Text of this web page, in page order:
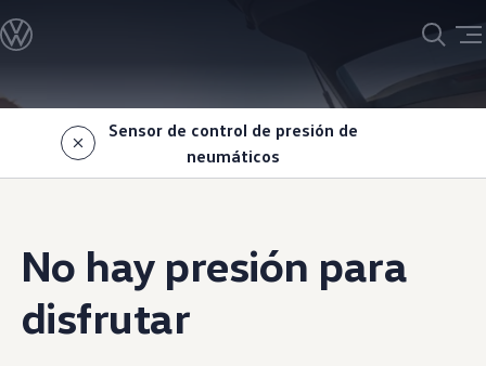
contenido
principal
a pie
de
página
Test Drive
Contáctenos
Marca y Experiencia
Volkswagen Uruguay
Espacio Exclusivo para Prensa
Postventa
Agendamiento Online
Calidad Original
Red de Servicios Oficiales
Sensor de control de presión de
neumáticos
No hay presión para
disfrutar